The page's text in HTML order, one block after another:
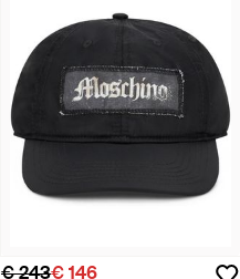
€ 243€ 146